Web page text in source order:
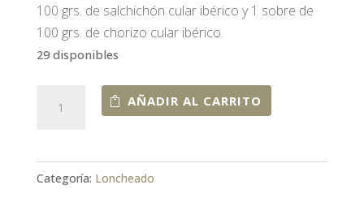
100 grs. de salchichón cular ibérico y 1 sobre de
100 grs. de chorizo cular ibérico.
29 disponibles
ibéricos
cantidad
AÑADIR AL CARRITO
Categoría: Loncheado